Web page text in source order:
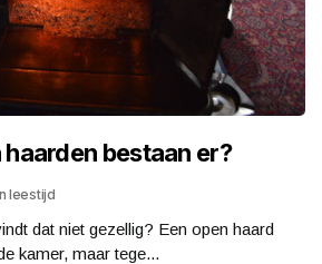
bestaan er?
leestijd
dat niet gezellig? Een open haard
kamer, maar tege...